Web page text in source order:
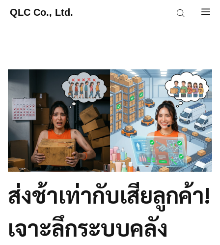
QLC Co., Ltd.
ส่งช้าเท่ากับเสียลูกค้า!
เจาะลึกระบบคลัง